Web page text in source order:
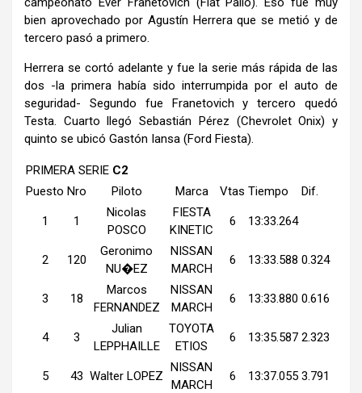
bien aprovechado por Agustín Herrera que se metió y de
tercero pasó a primero.
Herrera se cortó adelante y fue la serie más rápida de las
dos -la primera había sido interrumpida por el auto de
seguridad- Segundo fue Franetovich y tercero quedó
Testa. Cuarto llegó Sebastián Pérez (Chevrolet Onix) y
quinto se ubicó Gastón Iansa (Ford Fiesta).
PRIMERA SERIE C2
Puesto Nro Piloto Marca Vtas Tiempo Dif.
1 1
Nicolas
POSCO
FIESTA
KINETIC
6 13:33.264
2 120
Geronimo
NU�EZ
NISSAN
MARCH
6 13:33.588 0.324
3 18
Marcos
FERNANDEZ
NISSAN
MARCH
6 13:33.880 0.616
4 3
Julian
LEPPHAILLE
TOYOTA
ETIOS
6 13:35.587 2.323
5 43 Walter LOPEZ
NISSAN
MARCH
6 13:37.055 3.791